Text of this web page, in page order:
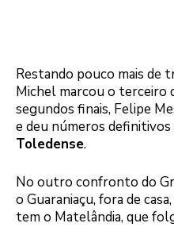
Restando pouco mais de
Michel marcou o terceiro
segundos finais, Felipe
e deu números definitivos
Toledense.
No outro confronto do
o Guaraniaçu, fora de
tem o Matelândia, que